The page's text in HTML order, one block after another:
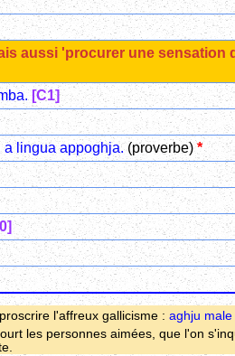
aussi 'procurer une
[C1]
a lingua appoghja. (proverbe)*
l'affreux gallicisme : aghju
les personnes aimées, que l'on